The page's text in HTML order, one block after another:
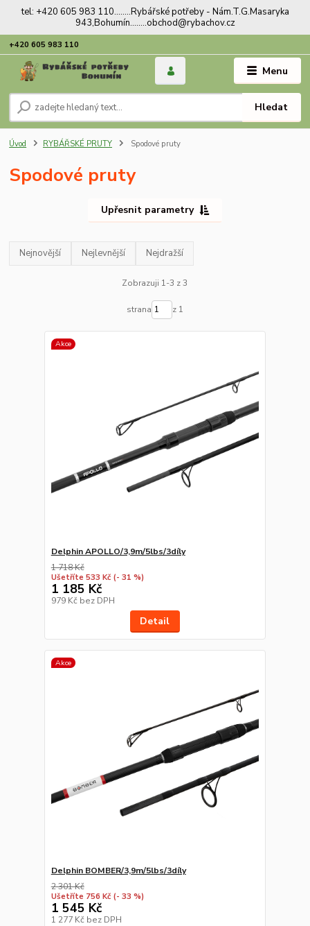
tel: +420 605 983 110........Rybářské potřeby - Nám.T.G.Masaryka
943,Bohumín........obchod@rybachov.cz
Menu
Hledat
+420 605 983 110
Úvod RYBÁŘSKÉ PRUTY Spodové pruty
Spodové pruty
Upřesnit parametry
Nejnovější Nejlevnější Nejdražší
Zobrazuji 1-3 z 3
strana z 1
Akce
Delphin APOLLO/3,9m/5lbs/3díly
1 718 Kč
Ušetříte 533 Kč (- 31 %)
1 185 Kč
979 Kč bez DPH
Detail
Akce
Delphin BOMBER/3,9m/5lbs/3díly
2 301 Kč
Ušetříte 756 Kč (- 33 %)
1 545 Kč
1 277 Kč bez DPH